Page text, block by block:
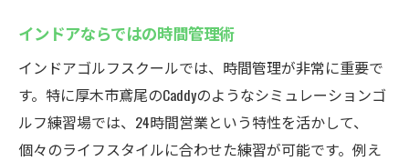
インドアならではの時間管理術
インドアゴルフスクールでは、時間管理が非常に重要で
す。特に厚木市鳶尾のCaddyのようなシミュレーションゴ
ルフ練習場では、24時間営業という特性を活かして、
個々のライフスタイルに合わせた練習が可能です。例え